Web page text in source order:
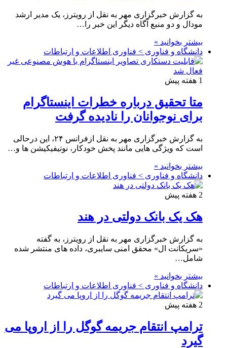
به گزارش خبرگزاری مهر به نقل از رویترز، یک مدیر ارشد
مودال و دو منبع آگاه دیگر این خبر را…
بیشتر بخوانید »
دانشگاه و فناوری > فناوری اطلاعات و ارتباطات
1 هفته پیش
متا تحقیق درباره خطرات اینستاگرام
برای نوجوانان را نادیده گرفت
به گزارش خبرگزاری مهر به نقل ازفرانس ۲۴، این درحالی
است که ویژگی هایی مانند پخش خودکار، نوتیفیکیشن ها و…
بیشتر بخوانید »
دانشگاه و فناوری > فناوری اطلاعات و ارتباطات
2 هفته پیش
هک یک بانک دولتی در هند
به گزارش خبرگزاری مهر به نقل از رویترز، به گفته
«سریکانت ال» محقق امنی سایبری، داده های منتشر شده
شامل…
بیشتر بخوانید »
دانشگاه و فناوری > فناوری اطلاعات و ارتباطات
2 هفته پیش
ترامپ انتقام جریمه گوگل را از اروپا می
گیرد